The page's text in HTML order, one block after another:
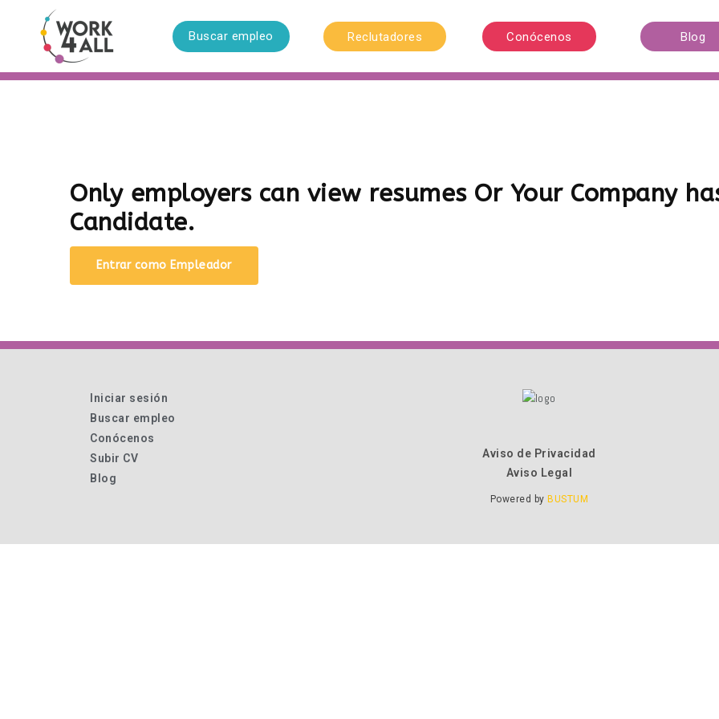
Buscar empleo Reclutadores Conócenos Blog
Only employers can view resumes Or Your Company
Candidate.
Entrar como Empleador
Iniciar sesión
Buscar empleo
Conócenos
Subir CV
Blog
Aviso de Privacidad
Aviso Legal
Powered by BUSTUM